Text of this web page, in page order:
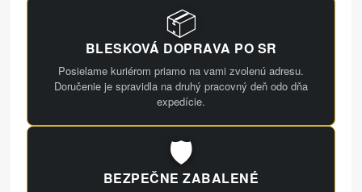
📦
BLESKOVÁ DOPRAVA PO SR
Posielame kuriérom priamo na vami zvolenú adresu.
Doručenie je spravidla na druhý pracovný deň odo dňa
expedície.
🛡️
BEZPEČNE ZABALENÉ